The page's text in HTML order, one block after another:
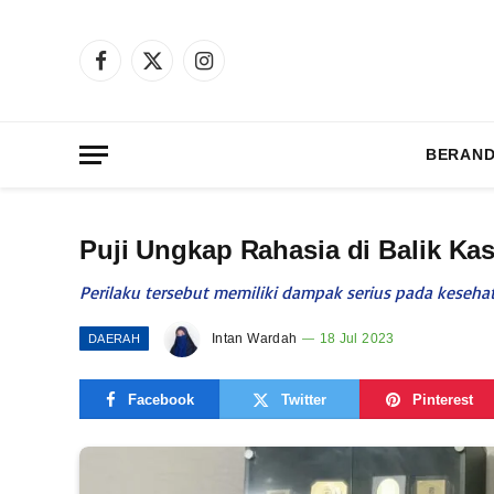
Facebook
X
Instagram
Puji Ungkap Rahasia di Balik
Perilaku tersebut memiliki dampak serius pada
DAERAH Intan Wardah 18 Jul 2023
Facebook Twitter Pinterest